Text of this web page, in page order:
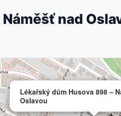
nad
Lékařský dům Husova 898 –
Oslavou